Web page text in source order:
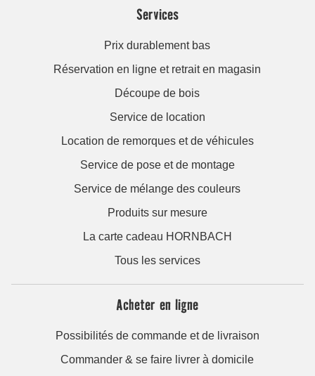
Services
Prix durablement bas
Réservation en ligne et retrait en magasin
Découpe de bois
Service de location
Location de remorques et de véhicules
Service de pose et de montage
Service de mélange des couleurs
Produits sur mesure
La carte cadeau HORNBACH
Tous les services
Acheter en ligne
Possibilités de commande et de livraison
Commander & se faire livrer à domicile